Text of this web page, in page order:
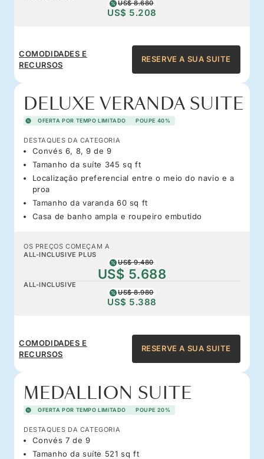
US$ 8.680
US$ 5.208
COMODIDADES E
RECURSOS
RESERVE A SUA SUITE
DELUXE VERANDA SUITE
OFERTA POR TEMPO LIMITADO POUPE 40%
DESTAQUES DA CATEGORIA
Convés 6, 8, 9 de 9
Tamanho da suíte 345 sq ft
Localização preferencial entre o meio do navio e a
proa
Tamanho da varanda 60 sq ft
Casa de banho ampla e roupeiro embutido
OS PREÇOS COMEÇAM A
ALL-INCLUSIVE PLUS
US$ 9.480
US$ 5.688
ALL-INCLUSIVE
US$ 8.980
US$ 5.388
COMODIDADES E
RECURSOS
RESERVE A SUA SUITE
MEDALLION SUITE
OFERTA POR TEMPO LIMITADO POUPE 20%
DESTAQUES DA CATEGORIA
Convés 7 de 9
Tamanho da suíte 521 sq ft